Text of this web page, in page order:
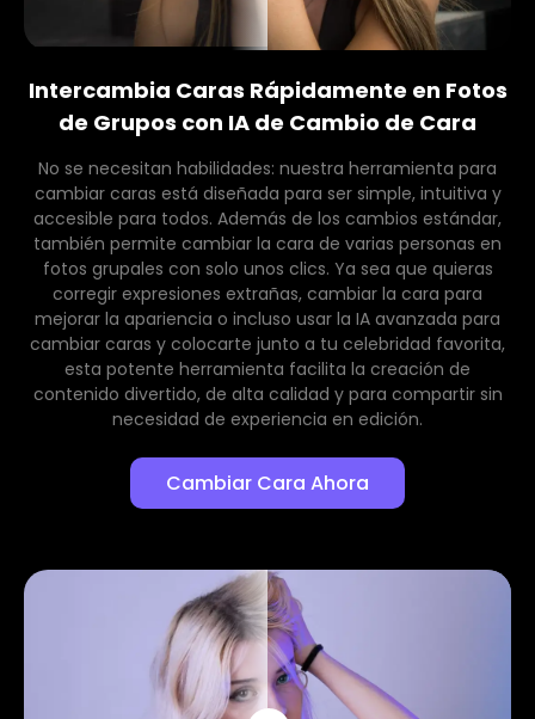
Intercambia Caras Rápidamente en Fotos
de Grupos con IA de Cambio de Cara
No se necesitan habilidades: nuestra herramienta para
cambiar caras está diseñada para ser simple, intuitiva y
accesible para todos. Además de los cambios estándar,
también permite cambiar la cara de varias personas en
fotos grupales con solo unos clics. Ya sea que quieras
corregir expresiones extrañas, cambiar la cara para
mejorar la apariencia o incluso usar la IA avanzada para
cambiar caras y colocarte junto a tu celebridad favorita,
esta potente herramienta facilita la creación de
contenido divertido, de alta calidad y para compartir sin
necesidad de experiencia en edición.
Cambiar Cara Ahora